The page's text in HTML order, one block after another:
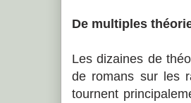
De multiples
Les dizaines de
de romans sur les
tournent